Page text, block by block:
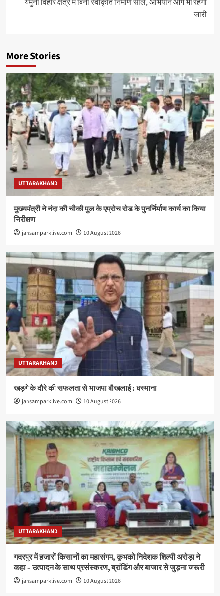
यमुना विहार क्षेत्र में बिना स्वीकृति निर्माण सील, अभियान आगे भी रहेगा
जारी
More Stories
UTTARAKHAND
मुख्यमंत्री ने नंदा की चौकी पुल के एप्रोच रोड के पुनर्निर्माण कार्य का किया
निरीक्षण
jansamparklive.com 10 August 2026
UTTARAKHAND
खड़गे के दौरे की सफलता से भाजपा बौखलाई : धस्माना
jansamparklive.com 10 August 2026
UTTARAKHAND
गदरपुर में हजारों किसानों का महासंगम, कृभको निदेशक शिल्पी अरोड़ा ने
कहा – उत्पादन के साथ प्रसंस्करण, ब्रांडिंग और बाजार से जुड़ना जरूरी
jansamparklive.com 10 August 2026